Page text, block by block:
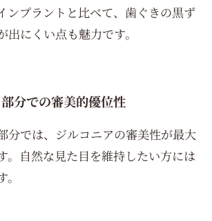
ンプラントと比べて、歯ぐきの黒ず
出にくい点も魅力です。
分での審美的優位性
分では、ジルコニアの審美性が最大
。自然な見た目を維持したい方には